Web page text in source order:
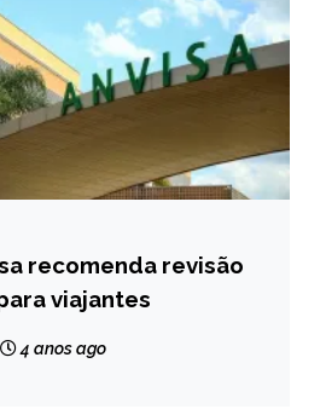
recomenda revisão
viajantes
4 anos ago